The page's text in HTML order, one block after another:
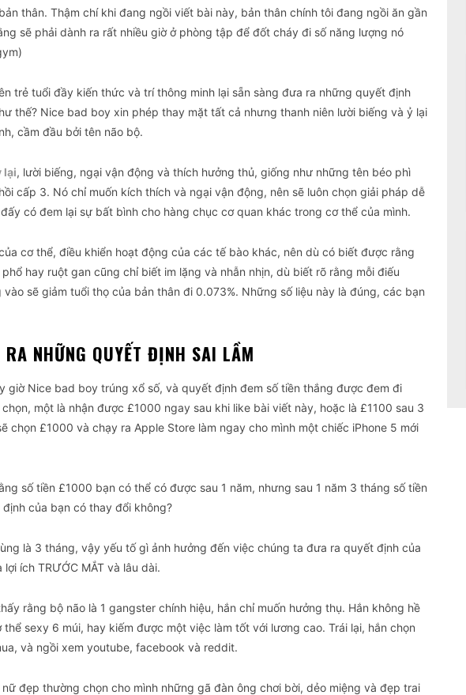
thân. Thậm chí khi đang ngồi viết bài này, bản thân chính tôi đang ngồi ăn gần
sẽ phải dành ra rất nhiều giờ ở phòng tập để đốt cháy đi số năng lượng nó
trẻ tuổi đầy kiến thức và trí thông minh lại sẵn sàng đưa ra những quyết định
thế? Nice bad boy xin phép thay mặt tất cả nhưng thanh niên lười biếng và ỷ lại
cầm đầu bởi tên não bộ.
lại, lười biếng, ngại vận động và thích hưởng thủ, giống như những tên béo phì
cấp 3. Nó chỉ muốn kích thích và ngại vận động, nên sẽ luôn chọn giải pháp dễ
có đem lại sự bất bình cho hàng chục cơ quan khác trong cơ thể của mình.
cơ thể, điều khiển hoạt động của các tế bào khác, nên dù có biết được rằng
hay ruột gan cũng chỉ biết im lặng và nhẫn nhịn, dù biết rõ rằng mỗi điếu
sẽ giảm tuổi thọ của bản thân đi 0.073%. Những số liệu này là đúng, các bạn
NHỮNG QUYẾT ĐỊNH SAI LẦM
giờ Nice bad boy trúng xổ số, và quyết định đem số tiền thắng được đem đi
một là nhận được £1000 ngay sau khi like bài viết này, hoặc là £1100 sau 3
chọn £1000 và chạy ra Apple Store làm ngay cho mình một chiếc iPhone 5 mới
số tiền £1000 bạn có thể có được sau 1 năm, nhưng sau 1 năm 3 tháng số tiền
của bạn có thay đổi không?
là 3 tháng, vậy yếu tố gì ảnh hưởng đến việc chúng ta đưa ra quyết định của
ích TRƯỚC MẮT và lâu dài.
rằng bộ não là 1 gangster chính hiệu, hắn chỉ muốn hưởng thụ. Hắn không hề
sexy 6 múi, hay kiếm được một việc làm tốt với lương cao. Trái lại, hắn chọn
và ngồi xem youtube, facebook và reddit.
đẹp thường chọn cho mình những gã đàn ông chơi bời, dẻo miệng và đẹp trai